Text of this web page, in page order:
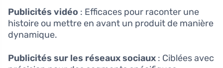
Publicités vidéo : Efficaces pour raconter une
histoire ou mettre en avant un produit de manière
dynamique.
Publicités sur les réseaux sociaux : Ciblées avec